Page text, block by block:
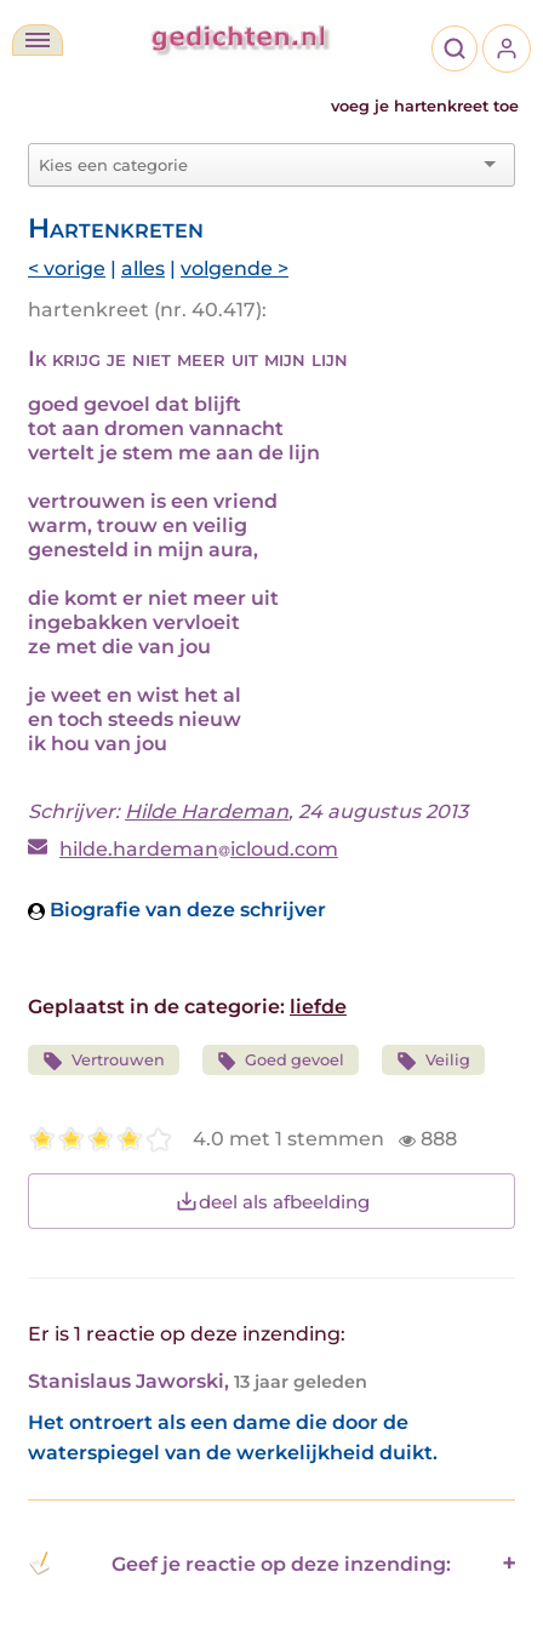
voeg je hartenkreet toe
Hartenkreten
< vorige | alles | volgende >
hartenkreet (nr. 40.417):
Ik krijg je niet meer uit mijn lijn
goed gevoel dat blijft
tot aan dromen vannacht
vertelt je stem me aan de lijn
vertrouwen is een vriend
warm, trouw en veilig
genesteld in mijn aura,
die komt er niet meer uit
ingebakken vervloeit
ze met die van jou
je weet en wist het al
en toch steeds nieuw
ik hou van jou
Schrijver: Hilde Hardeman, 24 augustus 2013
hilde.hardeman icloud.com
Biografie van deze schrijver
Geplaatst in de categorie: liefde
Vertrouwen Goed gevoel Veilig
4.0 met 1 stemmen 888
deel als afbeelding
Er is 1 reactie op deze inzending:
Stanislaus Jaworski, 13 jaar geleden
Het ontroert als een dame die door de
waterspiegel van de werkelijkheid duikt.
Geef je reactie op deze inzending: